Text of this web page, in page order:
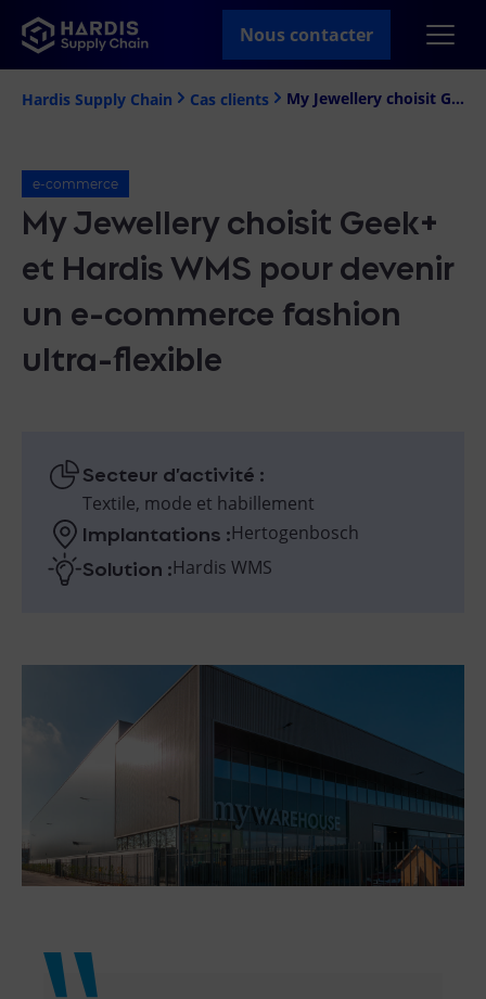
Nous contacter
Hardis Supply Chain Cas clients My Jewellery choisit Geek+ et Hardis WMS pour devenir un e-commerce fashion ultra-flexible
e-commerce
My Jewellery choisit Geek+
et Hardis WMS pour devenir
un e-commerce fashion
ultra-flexible
Secteur d’activité :
Textile, mode et habillement
Implantations :Hertogenbosch
Solution :Hardis WMS